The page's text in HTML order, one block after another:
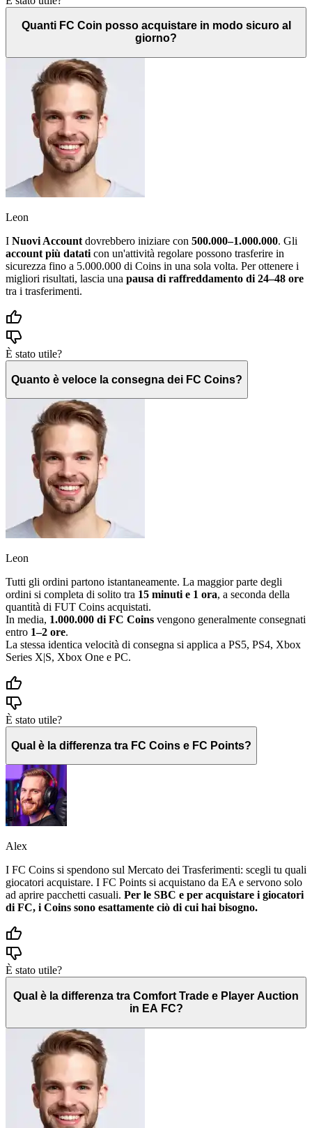
Quanti FC Coin posso acquistare in modo sicuro al
giorno?
Leon
I Nuovi Account dovrebbero iniziare con 500.000–1.000.000. Gli
account più datati con un'attività regolare possono trasferire in
sicurezza fino a 5.000.000 di Coins in una sola volta. Per ottenere i
migliori risultati, lascia una pausa di raffreddamento di 24–48 ore
tra i trasferimenti.
È stato utile?
Quanto è veloce la consegna dei FC Coins?
Leon
Tutti gli ordini partono istantaneamente. La maggior parte degli
ordini si completa di solito tra 15 minuti e 1 ora, a seconda della
quantità di FUT Coins acquistati.
In media, 1.000.000 di FC Coins vengono generalmente consegnati
entro 1–2 ore.
La stessa identica velocità di consegna si applica a PS5, PS4, Xbox
Series X|S, Xbox One e PC.
È stato utile?
Qual è la differenza tra FC Coins e FC Points?
Alex
I FC Coins si spendono sul Mercato dei Trasferimenti: scegli tu quali
giocatori acquistare. I FC Points si acquistano da EA e servono solo
ad aprire pacchetti casuali. Per le SBC e per acquistare i giocatori
di FC, i Coins sono esattamente ciò di cui hai bisogno.
È stato utile?
Qual è la differenza tra Comfort Trade e Player Auction
in EA FC?